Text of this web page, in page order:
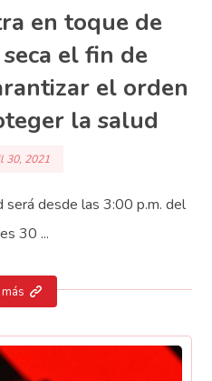
en toque de
el fin de
el orden
la salud
30, 2021
será desde las 3:00 p.m. del
30 ...